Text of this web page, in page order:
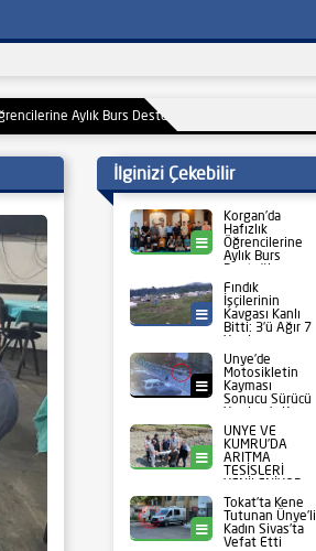
Aylık Burs Desteği Sürüyor
İlginizi Çekebilir
Korgan
Korgan’da
Hafızlık
Öğrencilerine
Aylık Burs
Desteği
Sürüyor
Bölge
Fındık
İşçilerinin
Kavgası Kanlı
Bitti: 3’ü Ağır 7
Yaralı
Web TV
Ünye’de
Motosikletin
Kayması
Sonucu Sürücü
Yaralandı: Kaza
Anı Güvenlik
Kamerasına
Yansıdı
Ünye
ÜNYE VE
KUMRU’DA
ARITMA
TESİSLERİ
YENİLENİYOR
Ünye
Tokat’ta Kene
Tutunan Ünye’li
Kadın Sivas’ta
Vefat Etti